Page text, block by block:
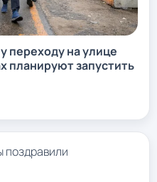
переходу на улице
планируют запустить